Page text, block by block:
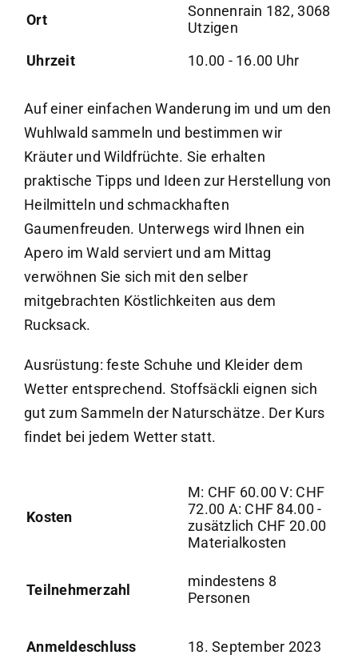
Ort
Sonnenrain 182, 3068
Utzigen
Uhrzeit
10.00 - 16.00 Uhr
Auf einer einfachen Wanderung im und um den
Wuhlwald sammeln und bestimmen wir
Kräuter und Wildfrüchte. Sie erhalten
praktische Tipps und Ideen zur Herstellung von
Heilmitteln und schmackhaften
Gaumenfreuden. Unterwegs wird Ihnen ein
Apero im Wald serviert und am Mittag
verwöhnen Sie sich mit den selber
mitgebrachten Köstlichkeiten aus dem
Rucksack.
Ausrüstung: feste Schuhe und Kleider dem
Wetter entsprechend. Stoffsäckli eignen sich
gut zum Sammeln der Naturschätze. Der Kurs
findet bei jedem Wetter statt.
Kosten
M: CHF 60.00 V: CHF
72.00 A: CHF 84.00 -
zusätzlich CHF 20.00
Materialkosten
Teilnehmerzahl
mindestens 8
Personen
Anmeldeschluss 18. September 2023